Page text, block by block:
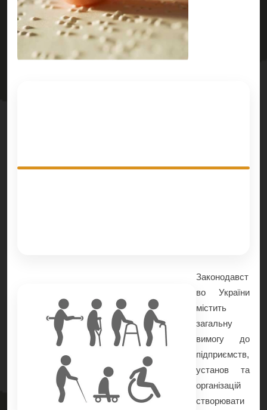
Законодавст
во України
містить
загальну
вимогу до
підприємств,
установ та
організацій
створювати